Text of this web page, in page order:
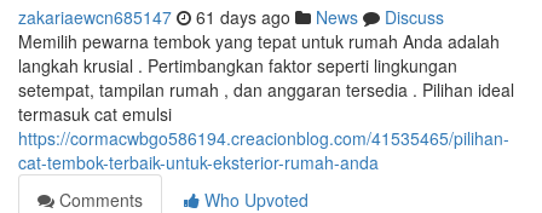
zakariaewcn685147 61 days ago News
Discuss
Memilih pewarna tembok yang tepat untuk rumah Anda adalah
langkah krusial . Pertimbangkan faktor seperti lingkungan
setempat, tampilan rumah , dan anggaran tersedia . Pilihan ideal
termasuk cat emulsi
https://cormacwbgo586194.creacionblog.com/41535465/pilihan-
cat-tembok-terbaik-untuk-eksterior-rumah-anda
Comments
Who Upvoted